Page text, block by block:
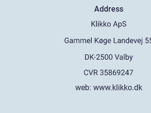
Address
web: www.klikko.dk